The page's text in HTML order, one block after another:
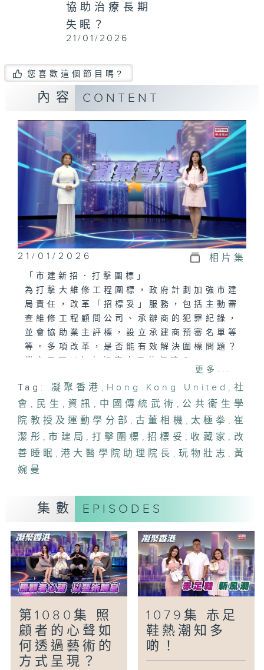
協助治療長期
失眠？
21/01/2026
您喜歡這個節目嗎?
內容 CONTENT
21/01/2026 相片集
「市建新招．打擊圍標」
為打擊大維修工程圍標，政府計劃加強市建
局責任，改革「招標妥」服務，包括主動審
查維修工程顧問公司、承辦商的犯罪紀錄，
並會協助業主評標，設立承建商預審名單等
等。多項改革，是否能有效解決圍標問題？
「打太極拳，有覺好眠？」
有大學醫學院研究團隊發現，中國傳統武術
太極拳對慢性失眠具有長期療效，長期進行
的成效與認知行為治療相約，能作為一種可
促進整體身心健康。
古董相機，不單外型典雅，若保養得宜，至
今還可操作，拍出一張張充滿歷史味道的照
片。今集的主角古董相機收藏家，不單收集
多支不同類型的古董相機，還會自行改裝，
替舊相機注入新靈魂，為美好時光留下印
記。
更多...
Tag: 凝聚香港 , Hong Kong United , 社
會 , 民生 , 資訊 , 中國傳統武術 , 公共衞生學
院教授及運動學分部 , 古董相機 , 太極拳 , 崔
潔彤 ,市建局 , 打擊圍標 , 招標妥 , 收藏家 , 改
善睡眠 , 港大醫學院助理院長 , 玩物壯志 , 黃
婉曼
集數 EPISODES
第1080集 照
顧者的心聲如
何透過藝術的
方式呈現？
1079集 赤足
鞋熱潮知多
啲！